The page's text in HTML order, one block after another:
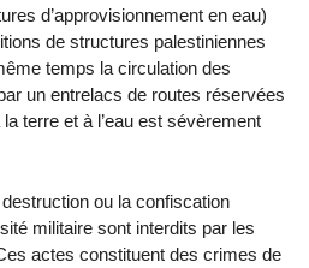
d’approvisionnement en eau)
de structures palestiniennes
temps la circulation des
un entrelacs de routes réservées
terre et à l’eau est sévèrement
destruction ou la confiscation
militaire sont interdits par les
actes constituent des crimes de